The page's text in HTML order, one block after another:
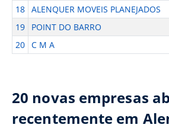
18 ALENQUER MOVEIS PLANEJADOS
19
POINT DO BARRO
20 C M A
20 novas empresas
recentemente em